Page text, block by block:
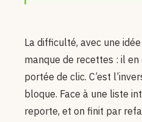
La difficulté, avec une
manque de recettes : il
portée de clic. C’est
bloque. Face à une liste
reporte, et on finit par